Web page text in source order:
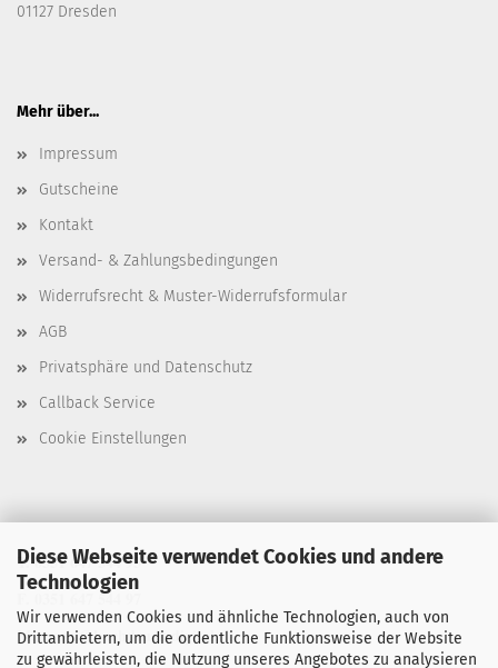
Diese Webseite verwendet Cookies und andere
Technologien
Wir verwenden Cookies und ähnliche Technologien, auch von
Drittanbietern, um die ordentliche Funktionsweise der Website
zu gewährleisten, die Nutzung unseres Angebotes zu analysieren
01127 Dresden
Mehr über...
Impressum
Gutscheine
Kontakt
Versand- & Zahlungsbedingungen
Widerrufsrecht & Muster-Widerrufsformular
AGB
Privatsphäre und Datenschutz
Callback Service
Cookie Einstellungen
T. 0351 647 544 93
F. 0351 647 544 97
M. manu@buchdruck-digital.de